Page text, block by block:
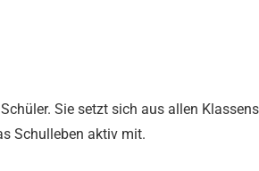
Sie setzt sich aus allen
Schulleben aktiv mit.